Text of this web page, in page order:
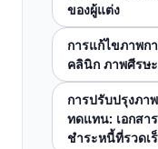
ของผู้แต่ง
การแก้ไขภาพก
คลินิก ภาพศีรษ
การปรับปรุงภา
ทดแทน: เอกสา
ชำระหนี้ที่รวดเ